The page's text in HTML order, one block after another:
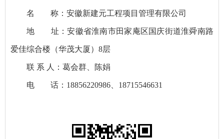
名 称：安徽新建元工程项目管理有限公司
地 址：安徽省淮南市田家庵区国庆街道淮舜南路
爱佳综合楼（华茂大厦）8层
联 系 人：葛会群、陈娟
电 话：18856220986、18715546631